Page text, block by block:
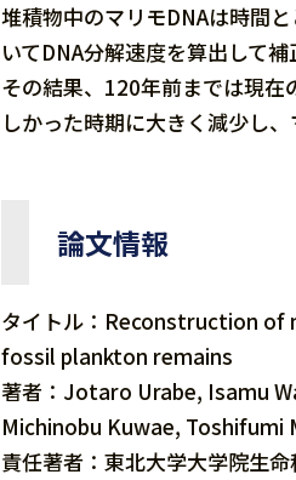
堆積物中のマリモDNAは時間
いてDNA分解速度を算出して補
その結果、120年前までは現
しかった時期に大きく減少し
論文情報
タイトル：Reconstruction
fossil plankton remains
著者：Jotaro Urabe, Isamu
Michinobu Kuwae, Toshifumi
責任著者：東北大学大学院生